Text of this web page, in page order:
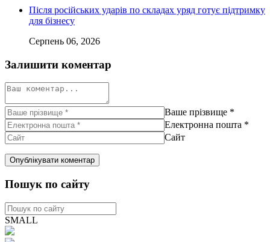
Після російських ударів по складах уряд готує підтримку
для бізнесу
Серпень 06, 2026
Залишити коментар
Ваше прізвище *
Електронна пошта *
Сайт
Пошук по сайту
SMALL